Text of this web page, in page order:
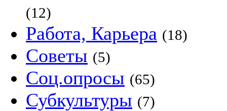
(12)
Работа, Карьера (18)
Советы (5)
Соц.опросы (65)
Субкультуры (7)